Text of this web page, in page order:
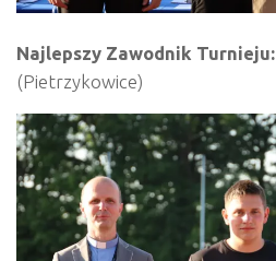
Najlepszy Zawodnik Turnieju:
(Pietrzykowice)